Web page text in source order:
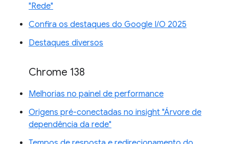
"Rede"
Confira os destaques do Google I/O 2025
Destaques diversos
Chrome 138
Melhorias no painel de performance
Origens pré-conectadas no insight "Árvore de
dependência da rede"